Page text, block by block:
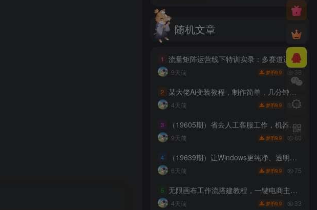
随机文章
1 流量矩阵运营线下特训实录：多赛道运营全套SOP文档，矩阵获客与流量打法深度拆解
9天前 梦币9.9 38
2 某大佬Ai变装教程，制作简单，几分钟一个作品，多平台发布撸收益
4天前 梦币9.9 30
3 （19605期）省去人工客服工作，机器人自动发资源，全套多多虚拟玩法月收益 1-5W
9天前 梦币9.9 60
4 （19639期）让Windows更纯净、透明、强大的优化工具！免费开源，主打性能提升、功能设置与磁盘清理 OptimizerDuck
6天前 梦币9.9 75
5 无限画布工作流搭建教程，一键电商主图批量制作，批量下载，支持多国语言
4天前 梦币9.9 33